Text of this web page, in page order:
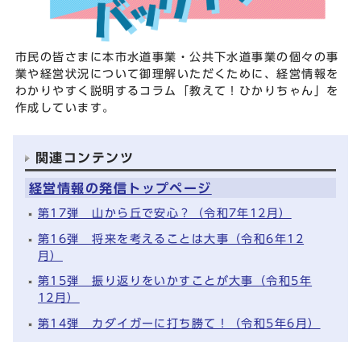
市民の皆さまに本市水道事業・公共下水道事業の個々の事
業や経営状況について御理解いただくために、経営情報を
わかりやすく説明するコラム「教えて！ひかりちゃん」を
作成しています。
関連コンテンツ
経営情報の発信トップページ
第17弾 山から丘で安心？（令和7年12月）
第16弾 将来を考えることは大事（令和6年12
月）
第15弾 振り返りをいかすことが大事（令和5年
12月）
第14弾 カダイガーに打ち勝て！（令和5年6月）